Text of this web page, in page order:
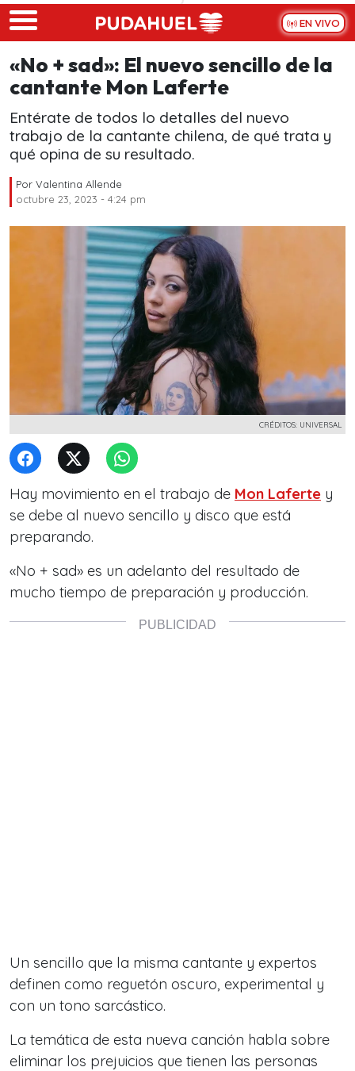
Skip to main content
EN VIVO
«No + sad»: El nuevo sencillo de la
cantante Mon Laferte
Entérate de todos lo detalles del nuevo
trabajo de la cantante chilena, de qué trata y
qué opina de su resultado.
Por Valentina Allende
octubre 23, 2023 - 4:24 pm
CRÉDITOS: UNIVERSAL
Hay movimiento en el trabajo de Mon Laferte y
se debe al nuevo sencillo y disco que está
preparando.
«No + sad» es un adelanto del resultado de
mucho tiempo de preparación y producción.
Un sencillo que la misma cantante y expertos
definen como reguetón oscuro, experimental y
con un tono sarcástico.
La temática de esta nueva canción habla sobre
eliminar los prejuicios que tienen las personas